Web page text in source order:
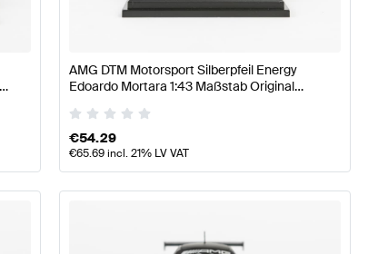
AMG DTM Motorsport Silberpfeil Energy
Edoardo Mortara 1:43 Maßstab Original
€54.29
€65.69incl. 21% LV VAT